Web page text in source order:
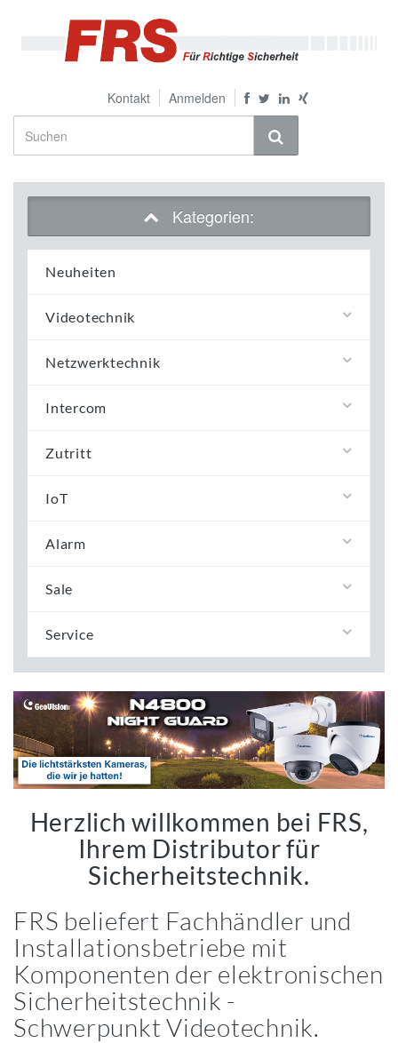
Kontakt Anmelden
Kategorien:
Neuheiten
Videotechnik
Netzwerktechnik
Intercom
Zutritt
IoT
Alarm
Sale
Service
Herzlich willkommen bei FRS,
Ihrem Distributor für
Sicherheitstechnik.
FRS beliefert Fachhändler und
Installationsbetriebe mit
Komponenten der elektronischen
Sicherheitstechnik -
Schwerpunkt Videotechnik.